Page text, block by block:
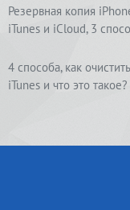
Резервная копия
iTunes и iCloud, 3
4 способа, как
iTunes и что это такое?